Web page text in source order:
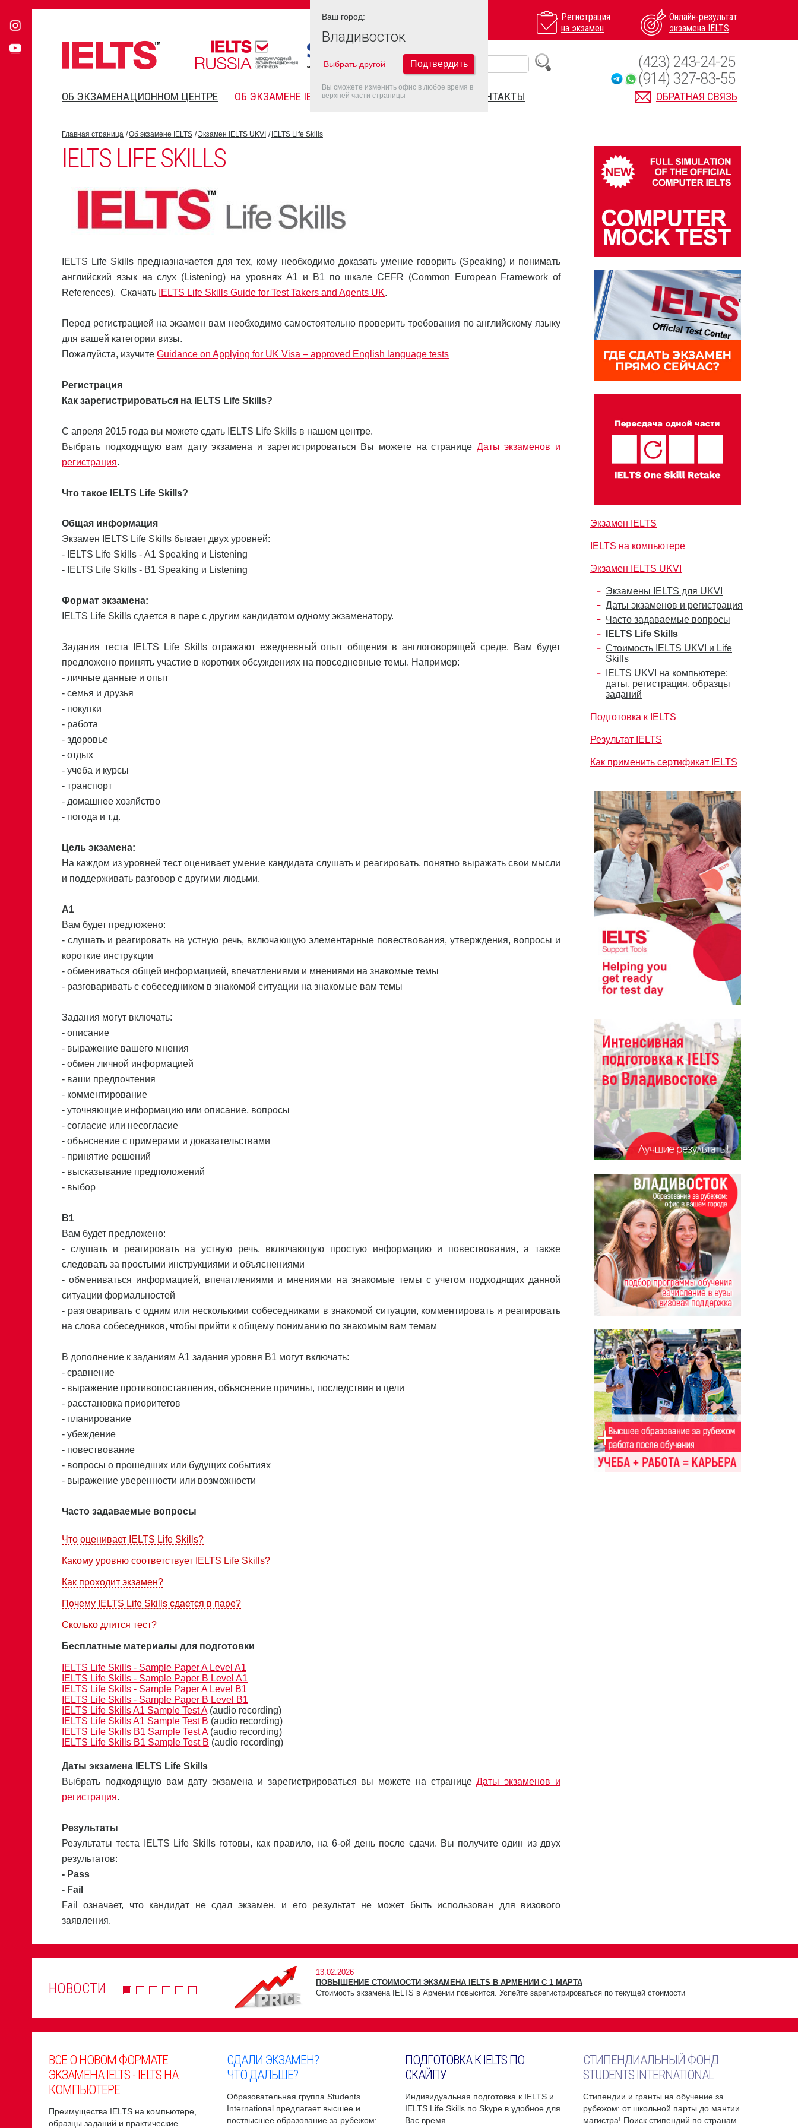
Регистрация
на экзамен
Онлайн-результат
экзамена IELTS
ОБ ЭКЗАМЕНАЦИОННОМ ЦЕНТРЕ ОБ ЭКЗАМЕНЕ IELTS FAQ ДАТЫ IELTS 2022 КОНТАКТЫ ОБРАТНАЯ СВЯЗЬ
(423) 243-24-25
(914) 327-83-55
Главная страница Об экзамене IELTS Экзамен IELTS UKVI IELTS Life Skills
IELTS LIFE SKILLS
IELTS Life Skills предназначается для тех, кому необходимо доказать умение говорить (Speaking) и понимать
английский язык на слух (Listening) на уровнях А1 и В1 по шкале CEFR (Common European Framework of
References). Скачать IELTS Life Skills Guide for Test Takers and Agents UK.
Перед регистрацией на экзамен вам необходимо самостоятельно проверить требования по английскому языку
для вашей категории визы.
Пожалуйста, изучите Guidance on Applying for UK Visa – approved English language tests
Регистрация
Как зарегистрироваться на IELTS Life Skills?
C апреля 2015 года вы можете сдать IELTS Life Skills в нашем центре.
Выбрать подходящую вам дату экзамена и зарегистрироваться Вы можете на странице Даты экзаменов и
регистрация.
Что такое IELTS Life Skills?
Общая информация
Экзамен IELTS Life Skills бывает двух уровней:
- IELTS Life Skills - А1 Speaking и Listening
- IELTS Life Skills - B1 Speaking и Listening
Формат экзамена:
IELTS Life Skills сдается в паре с другим кандидатом одному экзаменатору.
Задания теста IELTS Life Skills отражают ежедневный опыт общения в англоговорящей среде. Вам будет
предложено принять участие в коротких обсуждениях на повседневные темы. Например:
- личные данные и опыт
- семья и друзья
- покупки
- работа
- здоровье
- отдых
- учеба и курсы
- транспорт
- домашнее хозяйство
- погода и т.д.
Цель экзамена:
На каждом из уровней тест оценивает умение кандидата слушать и реагировать, понятно выражать свои мысли
и поддерживать разговор с другими людьми.
А1
Вам будет предложено:
- слушать и реагировать на устную речь, включающую элементарные повествования, утверждения, вопросы и
короткие инструкции
- обмениваться общей информацией, впечатлениями и мнениями на знакомые темы
- разговаривать с собеседником в знакомой ситуации на знакомые вам темы
Задания могут включать:
- описание
- выражение вашего мнения
- обмен личной информацией
- ваши предпочтения
- комментирование
- уточняющие информацию или описание, вопросы
- согласие или несогласие
- объяснение с примерами и доказательствами
- принятие решений
- высказывание предположений
- выбор
В1
Вам будет предложено:
- слушать и реагировать на устную речь, включающую простую информацию и повествования, а также
следовать за простыми инструкциями и объяснениями
- обмениваться информацией, впечатлениями и мнениями на знакомые темы с учетом подходящих данной
ситуации формальностей
- разговаривать с одним или несколькими собеседниками в знакомой ситуации, комментировать и реагировать
на слова собеседников, чтобы прийти к общему пониманию по знакомым вам темам
В дополнение к заданиям А1 задания уровня В1 могут включать:
- сравнение
- выражение противопоставления, объяснение причины, последствия и цели
- расстановка приоритетов
- планирование
- убеждение
- повествование
- вопросы о прошедших или будущих событиях
- выражение уверенности или возможности
Часто задаваемые вопросы
Что оценивает IELTS Life Skills?
Какому уровню соответствует IELTS Life Skills?
Как проходит экзамен?
Почему IELTS Life Skills сдается в паре?
Сколько длится тест?
Бесплатные материалы для подготовки
IELTS Life Skills - Sample Paper A Level A1
IELTS Life Skills - Sample Paper B Level A1
IELTS Life Skills - Sample Paper A Level B1
IELTS Life Skills - Sample Paper B Level B1
IELTS Life Skills A1 Sample Test A(audio recording)
IELTS Life Skills A1 Sample Test B (audio recording)
IELTS Life Skills B1 Sample Test A(audio recording)
IELTS Life Skills B1 Sample Test B (audio recording)
Даты экзамена IELTS Life Skills
Выбрать подходящую вам дату экзамена и зарегистрироваться вы можете на страницеДаты экзаменов и
регистрация.
Результаты
Результаты теста IELTS Life Skills готовы, как правило, на 6-ой день после сдачи. Вы получите один из двух
результатов:
- Pass
- Fail
Fail означает, что кандидат не сдал экзамен, и его результат не может быть использован для визового
заявления.
Экзамен IELTS
IELTS на компьютере
Экзамен IELTS UKVI
Экзамены IELTS для UKVI
Даты экзаменов и регистрация
Часто задаваемые вопросы
IELTS Life Skills
Стоимость IELTS UKVI и Life
Skills
IELTS UKVI на компьютере:
даты, регистрация, образцы
заданий
Подготовка к IELTS
Результат IELTS
Как применить сертификат IELTS
НОВОСТИ
13.02.2026
ПОВЫШЕНИЕ СТОИМОСТИ ЭКЗАМЕНА IELTS В АРМЕНИИ С 1 МАРТА
Стоимость экзамена IELTS в Армении повысится. Успейте зарегистрироваться по текущей стоимости
ВСЕ О НОВОМ ФОРМАТЕ
ЭКЗАМЕНА IELTS - IELTS НА
КОМПЬЮТЕРЕ
Преимущества IELTS на компьютере,
образцы заданий и практические
СДАЛИ ЭКЗАМЕН?
ЧТО ДАЛЬШЕ?
Образовательная группа Students
International предлагает высшее и
поствысшее образование за рубежом:
ПОДГОТОВКА К IELTS ПО
СКАЙПУ
Индивидуальная подготовка к IELTS и
IELTS Life Skills по Skype в удобное для
Вас время.
СТИПЕНДИАЛЬНЫЙ ФОНД
STUDENTS INTERNATIONAL
Стипендии и гранты на обучение за
рубежом: от школьной парты до мантии
магистра! Поиск стипендий по странам
Ваш город:
Владивосток
Выбрать другой Подтвердить
Вы сможете изменить офис в любое время в
верхней части страницы